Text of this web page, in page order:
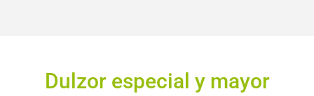
Dulzor especial y mayor